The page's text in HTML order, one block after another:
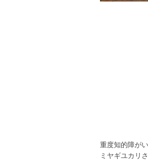
重度知的障が
ミヤギユカリ